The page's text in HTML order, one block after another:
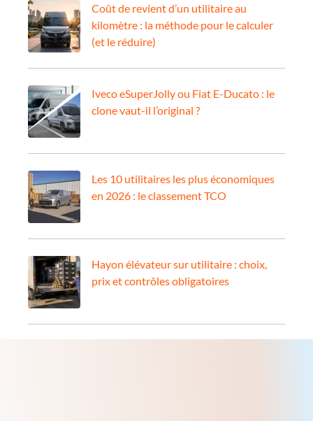
Coût de revient d’un utilitaire au
kilomètre : la méthode pour le calculer
(et le réduire)
Iveco eSuperJolly ou Fiat E-Ducato : le
clone vaut-il l’original ?
Les 10 utilitaires les plus économiques
en 2026 : le classement TCO
Hayon élévateur sur utilitaire : choix,
prix et contrôles obligatoires